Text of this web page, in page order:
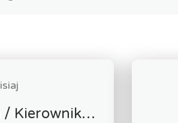
Kierowniczka / Kierownik projektu – Elektroenergetyka